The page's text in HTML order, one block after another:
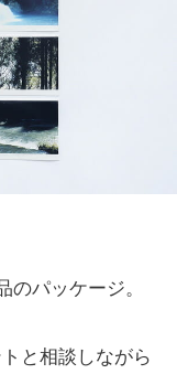
パッケージ。
と相談しながら